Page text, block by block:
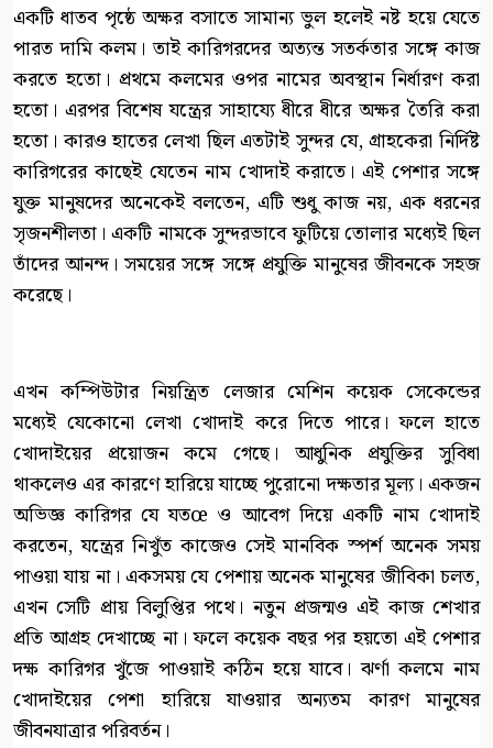
একটি ধাতব পৃষ্ঠে অক্ষর বসাতে সামান্য ভুল হলেই নষ্ট হয়ে যেতে
পারত দামি কলম। তাই কারিগরদের অত্যন্ত সতর্কতার সঙ্গে কাজ
করতে হতো। প্রথমে কলমের ওপর নামের অবস্থান নির্ধারণ করা
হতো। এরপর বিশেষ যন্ত্রের সাহায্যে ধীরে ধীরে অক্ষর তৈরি করা
হতো। কারও হাতের লেখা ছিল এতটাই সুন্দর যে, গ্রাহকেরা নির্দিষ্ট
কারিগরের কাছেই যেতেন নাম খোদাই করাতে। এই পেশার সঙ্গে
যুক্ত মানুষদের অনেকেই বলতেন, এটি শুধু কাজ নয়, এক ধরনের
সৃজনশীলতা। একটি নামকে সুন্দরভাবে ফুটিয়ে তোলার মধ্যেই ছিল
তাঁদের আনন্দ। সময়ের সঙ্গে সঙ্গে প্রযুক্তি মানুষের জীবনকে সহজ
করেছে।
এখন কম্পিউটার নিয়ন্ত্রিত লেজার মেশিন কয়েক সেকেন্ডের
মধ্যেই যেকোনো লেখা খোদাই করে দিতে পারে। ফলে হাতে
খোদাইয়ের প্রয়োজন কমে গেছে। আধুনিক প্রযুক্তির সুবিধা
থাকলেও এর কারণে হারিয়ে যাচ্ছে পুরোনো দক্ষতার মূল্য। একজন
অভিজ্ঞ কারিগর যে যতœ ও আবেগ দিয়ে একটি নাম খোদাই
করতেন, যন্ত্রের নিখুঁত কাজেও সেই মানবিক স্পর্শ অনেক সময়
পাওয়া যায় না। একসময় যে পেশায় অনেক মানুষের জীবিকা চলত,
এখন সেটি প্রায় বিলুপ্তির পথে। নতুন প্রজন্মও এই কাজ শেখার
প্রতি আগ্রহ দেখাচ্ছে না। ফলে কয়েক বছর পর হয়তো এই পেশার
দক্ষ কারিগর খুঁজে পাওয়াই কঠিন হয়ে যাবে। ঝর্ণা কলমে নাম
খোদাইয়ের পেশা হারিয়ে যাওয়ার অন্যতম কারণ মানুষের
জীবনযাত্রার পরিবর্তন।